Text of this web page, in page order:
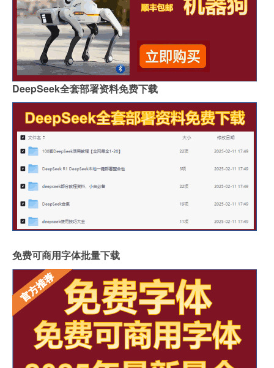
DeepSeek全套部署资料免费下载
免费可商用字体批量下载